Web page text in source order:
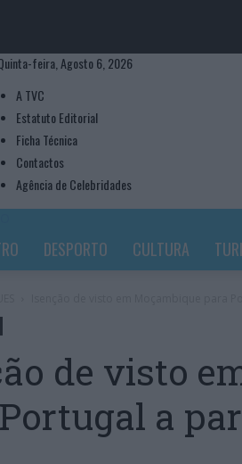
feira, Agosto 6, 2026
A TVC
Estatuto Editorial
Ficha Técnica
Contactos
Agência de Celebridades
DESPORTO CULTURA
de visto
a